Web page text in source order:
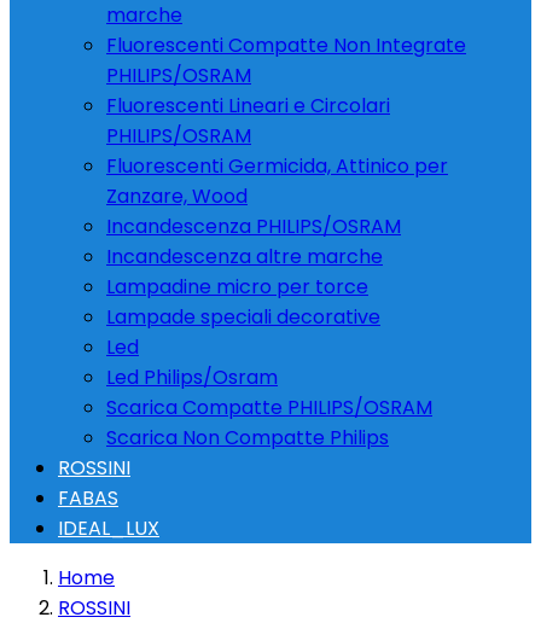
marche
Fluorescenti Compatte Non Integrate
PHILIPS/OSRAM
Fluorescenti Lineari e Circolari
PHILIPS/OSRAM
Fluorescenti Germicida, Attinico per
Zanzare, Wood
Incandescenza PHILIPS/OSRAM
Incandescenza altre marche
Lampadine micro per torce
Lampade speciali decorative
Led
Led Philips/Osram
Scarica Compatte PHILIPS/OSRAM
Scarica Non Compatte Philips
ROSSINI
FABAS
IDEAL_LUX
Home
ROSSINI